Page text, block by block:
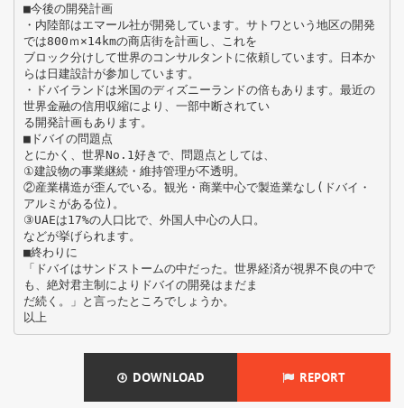
■今後の開発計画
・内陸部はエマール社が開発しています。サトワという地区の開発
では800ｍ×14kmの商店街を計画し、これを
ブロック分けして世界のコンサルタントに依頼しています。日本か
らは日建設計が参加しています。
・ドバイランドは米国のディズニーランドの倍もあります。最近の
世界金融の信用収縮により、一部中断されてい
る開発計画もあります。
■ドバイの問題点
とにかく、世界No.1好きで、問題点としては、
①建設物の事業継続・維持管理が不透明。
②産業構造が歪んでいる。観光・商業中心で製造業なし(ドバイ・
アルミがある位)。
③UAEは17%の人口比で、外国人中心の人口。
などが挙げられます。
■終わりに
「ドバイはサンドストームの中だった。世界経済が視界不良の中で
も、絶対君主制によりドバイの開発はまだま
だ続く。」と言ったところでしょうか。
DOWNLOAD REPORT